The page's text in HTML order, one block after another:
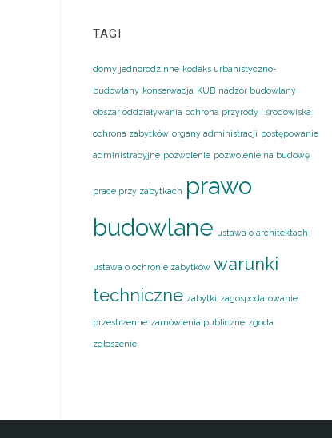
TAGI
domy jednorodzinne kodeks urbanistyczno-
budowlany konserwacja KUB nadzór budowlany
obszar oddziaływania ochrona przyrody i środowiska
ochrona zabytków organy administracji postępowanie
administracyjne pozwolenie pozwolenie na budowę
prace przy zabytkach prawo
budowlane ustawa o architektach
ustawa o ochronie zabytków warunki
techniczne zabytki zagospodarowanie
przestrzenne zamówienia publiczne zgoda
zgłoszenie